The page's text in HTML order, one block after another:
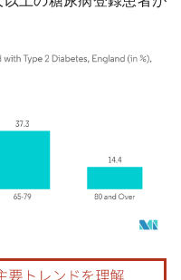
4.0の表示が必要です。